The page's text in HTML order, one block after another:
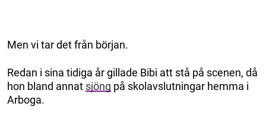
Men vi tar det från början.
Redan i sina tidiga år gillade Bibi att stå på scenen, då
hon bland annat sjöng på skolavslutningar hemma i
Arboga.